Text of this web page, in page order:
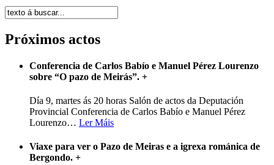
Próximos actos
Conferencia de Carlos Babío e Manuel Pérez Lourenzo
sobre “O pazo de Meirás”. +
Día 9, martes ás 20 horas Salón de actos da Deputación
Provincial Conferencia de Carlos Babío e Manuel Pérez
Lourenzo… Ler Máis
Viaxe para ver o Pazo de Meiras e a igrexa románica de
Bergondo. +